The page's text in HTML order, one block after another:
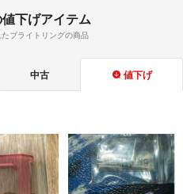
下げアイテム
ブライトリングの商品
中古 値下げ